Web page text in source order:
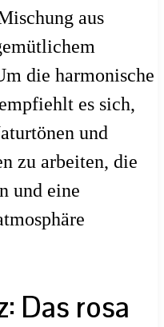
aus
die harmonische
es sich,
und
zu arbeiten, die
und eine
Das rosa